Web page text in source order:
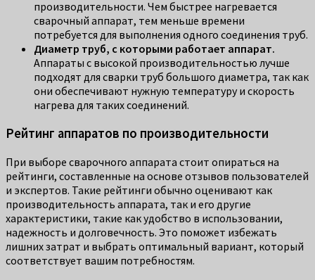
производительности. Чем быстрее нагревается
сварочный аппарат, тем меньше времени
потребуется для выполнения одного соединения труб.
Диаметр труб, с которыми работает аппарат.
Аппараты с высокой производительностью лучше
подходят для сварки труб большого диаметра, так как
они обеспечивают нужную температуру и скорость
нагрева для таких соединений.
Рейтинг аппаратов по производительности
При выборе сварочного аппарата стоит опираться на
рейтинги, составленные на основе отзывов пользователей
и экспертов. Такие рейтинги обычно оценивают как
производительность аппарата, так и его другие
характеристики, такие как удобство в использовании,
надежность и долговечность. Это поможет избежать
лишних затрат и выбрать оптимальный вариант, который
соответствует вашим потребностям.